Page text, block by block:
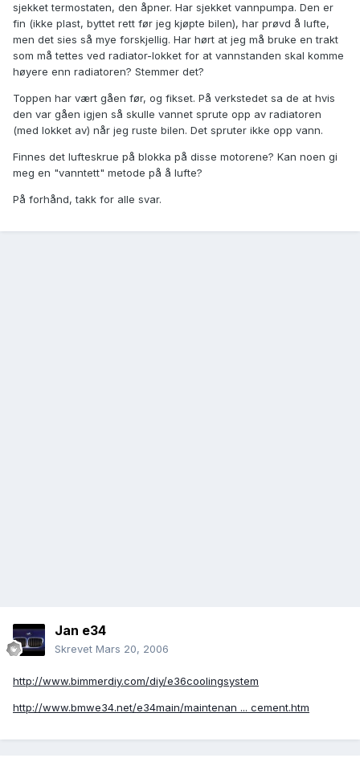
sjekket termostaten, den åpner. Har sjekket vannpumpa. Den er
fin (ikke plast, byttet rett før jeg kjøpte bilen), har prøvd å lufte,
men det sies så mye forskjellig. Har hørt at jeg må bruke en trakt
som må tettes ved radiator-lokket for at vannstanden skal komme
høyere enn radiatoren? Stemmer det?
Toppen har vært gåen før, og fikset. På verkstedet sa de at hvis
den var gåen igjen så skulle vannet sprute opp av radiatoren
(med lokket av) når jeg ruste bilen. Det spruter ikke opp vann.
Finnes det lufteskrue på blokka på disse motorene? Kan noen gi
meg en "vanntett" metode på å lufte?
På forhånd, takk for alle svar.
Jan e34
Skrevet Mars 20, 2006
http://www.bimmerdiy.com/diy/e36coolingsystem
http://www.bmwe34.net/e34main/maintenan ... cement.htm